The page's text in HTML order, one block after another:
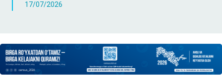
17/07/2026